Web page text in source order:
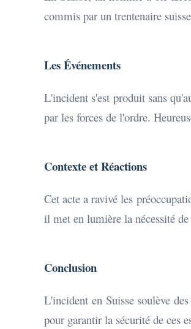
commis par un trentenaire
Les Événements
L'incident s'est produit sans
par les forces de l'ordre.
Contexte et Réactions
Cet acte a ravivé les
il met en lumière la nécessité
Conclusion
L'incident en Suisse soulève
pour garantir la sécurité de ces